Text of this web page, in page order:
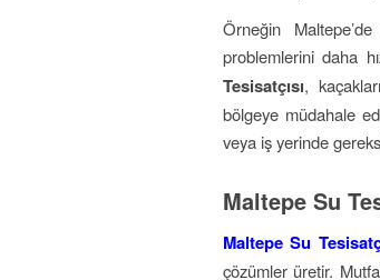
Örneğin
problemlerini daha
Tesisatçısı,
bölgeye müdahale
veya iş yerinde
Maltepe Su
Maltepe Su
çözümler üretir.